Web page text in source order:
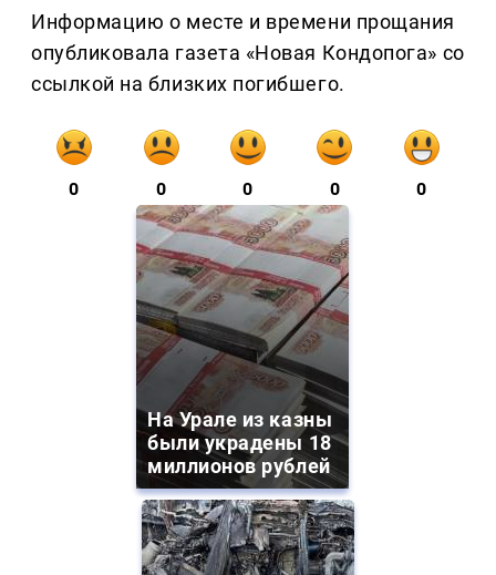
Информацию о месте и времени прощания
опубликовала газета «Новая Кондопога» со
ссылкой на близких погибшего.
0 0 0 0 0
На Урале из казны
были украдены 18
миллионов рублей